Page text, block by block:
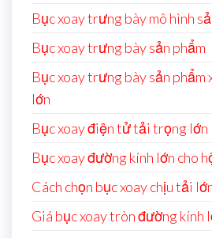
Bục xoay trưng bày mô hình
Bục xoay trưng bày sản phẩm
Bục xoay trưng bày sản
lớn
Bục xoay điện tử tải trọng lớn
Bục xoay đường kính lớn cho
Cách chọn bục xoay chịu tải
Giá bục xoay tròn đường kính